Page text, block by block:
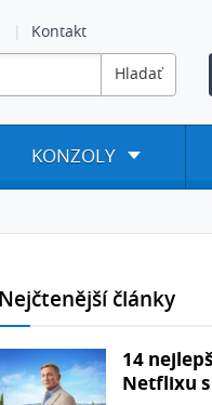
Kontakt
Hladať
KONZOLY
Nejčtenější články
14
Netflixu